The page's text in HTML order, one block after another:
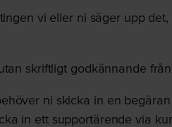
vi eller ni säger upp
skriftligt godkännande
ni skicka in en
in ett supportärende via